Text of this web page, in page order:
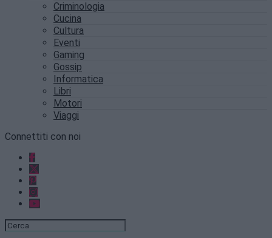
Criminologia
Cucina
Cultura
Eventi
Gaming
Gossip
Informatica
Libri
Motori
Viaggi
Connettiti con noi